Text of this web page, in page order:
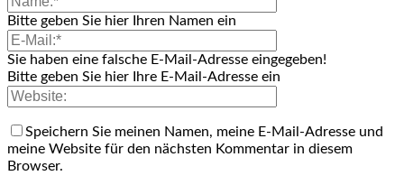
Bitte geben Sie hier Ihren Namen ein
Sie haben eine falsche E-Mail-Adresse eingegeben!
Bitte geben Sie hier Ihre E-Mail-Adresse ein
Speichern Sie meinen Namen, meine E-Mail-Adresse und
meine Website für den nächsten Kommentar in diesem
Browser.